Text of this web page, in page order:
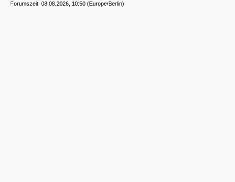
Forumszeit: 08.08.2026, 10:50 (Europe/Berlin)